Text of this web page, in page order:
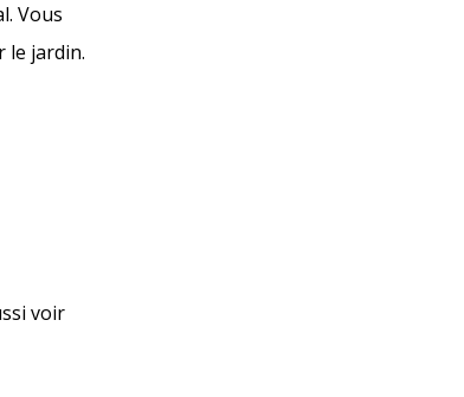
Vous
le jardin.
voir